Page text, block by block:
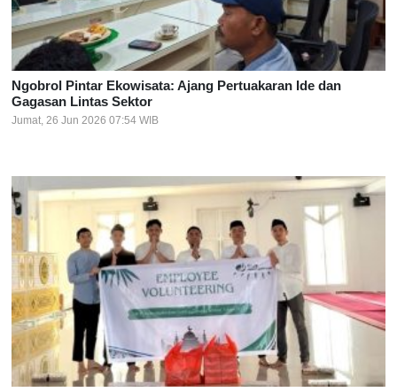
Ngobrol Pintar Ekowisata: Ajang Pertuakaran Ide dan
Gagasan Lintas Sektor
Jumat, 26 Jun 2026 07:54 WIB